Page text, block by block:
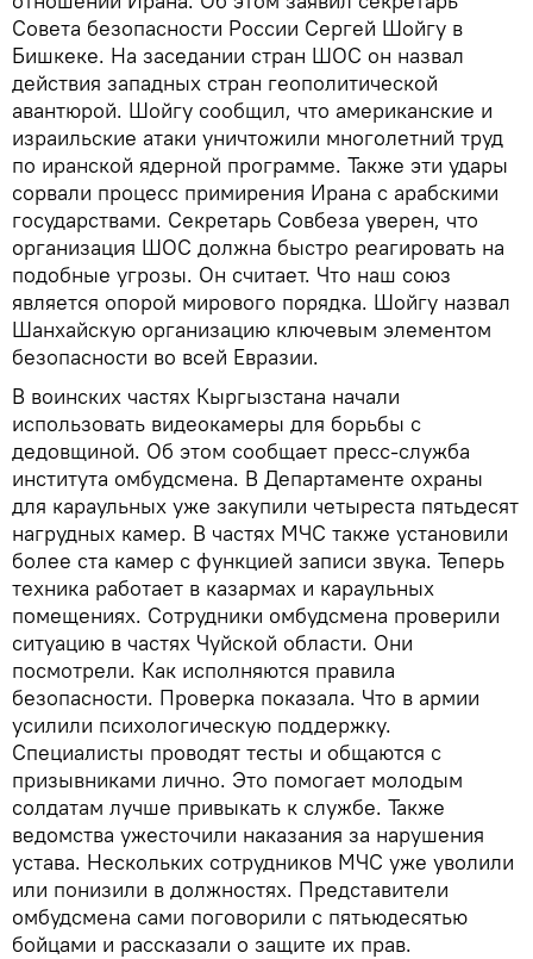
Совета безопасности России Сергей Шойгу в
Бишкеке. На заседании стран ШОС он назвал
действия западных стран геополитической
авантюрой. Шойгу сообщил, что американские и
израильские атаки уничтожили многолетний труд
по иранской ядерной программе. Также эти удары
сорвали процесс примирения Ирана с арабскими
государствами. Секретарь Совбеза уверен, что
организация ШОС должна быстро реагировать на
подобные угрозы. Он считает. Что наш союз
является опорой мирового порядка. Шойгу назвал
Шанхайскую организацию ключевым элементом
безопасности во всей Евразии.
В воинских частях Кыргызстана начали
использовать видеокамеры для борьбы с
дедовщиной. Об этом сообщает пресс-служба
института омбудсмена. В Департаменте охраны
для караульных уже закупили четыреста пятьдесят
нагрудных камер. В частях МЧС также установили
более ста камер с функцией записи звука. Теперь
техника работает в казармах и караульных
помещениях. Сотрудники омбудсмена проверили
ситуацию в частях Чуйской области. Они
посмотрели. Как исполняются правила
безопасности. Проверка показала. Что в армии
усилили психологическую поддержку.
Специалисты проводят тесты и общаются с
призывниками лично. Это помогает молодым
солдатам лучше привыкать к службе. Также
ведомства ужесточили наказания за нарушения
устава. Нескольких сотрудников МЧС уже уволили
или понизили в должностях. Представители
омбудсмена сами поговорили с пятьюдесятью
бойцами и рассказали о защите их прав.